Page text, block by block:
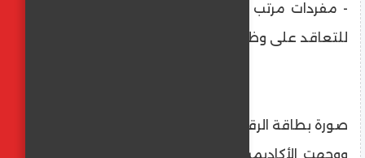
- مفردات مرتب موضحا به بند الصرف المحدد
للتعاقد على وظيفة معلم مساعد.
صورة بطاقة الرقم القومي.
ووجهت الأكاديمية المهنية للمعلمين بتعميم